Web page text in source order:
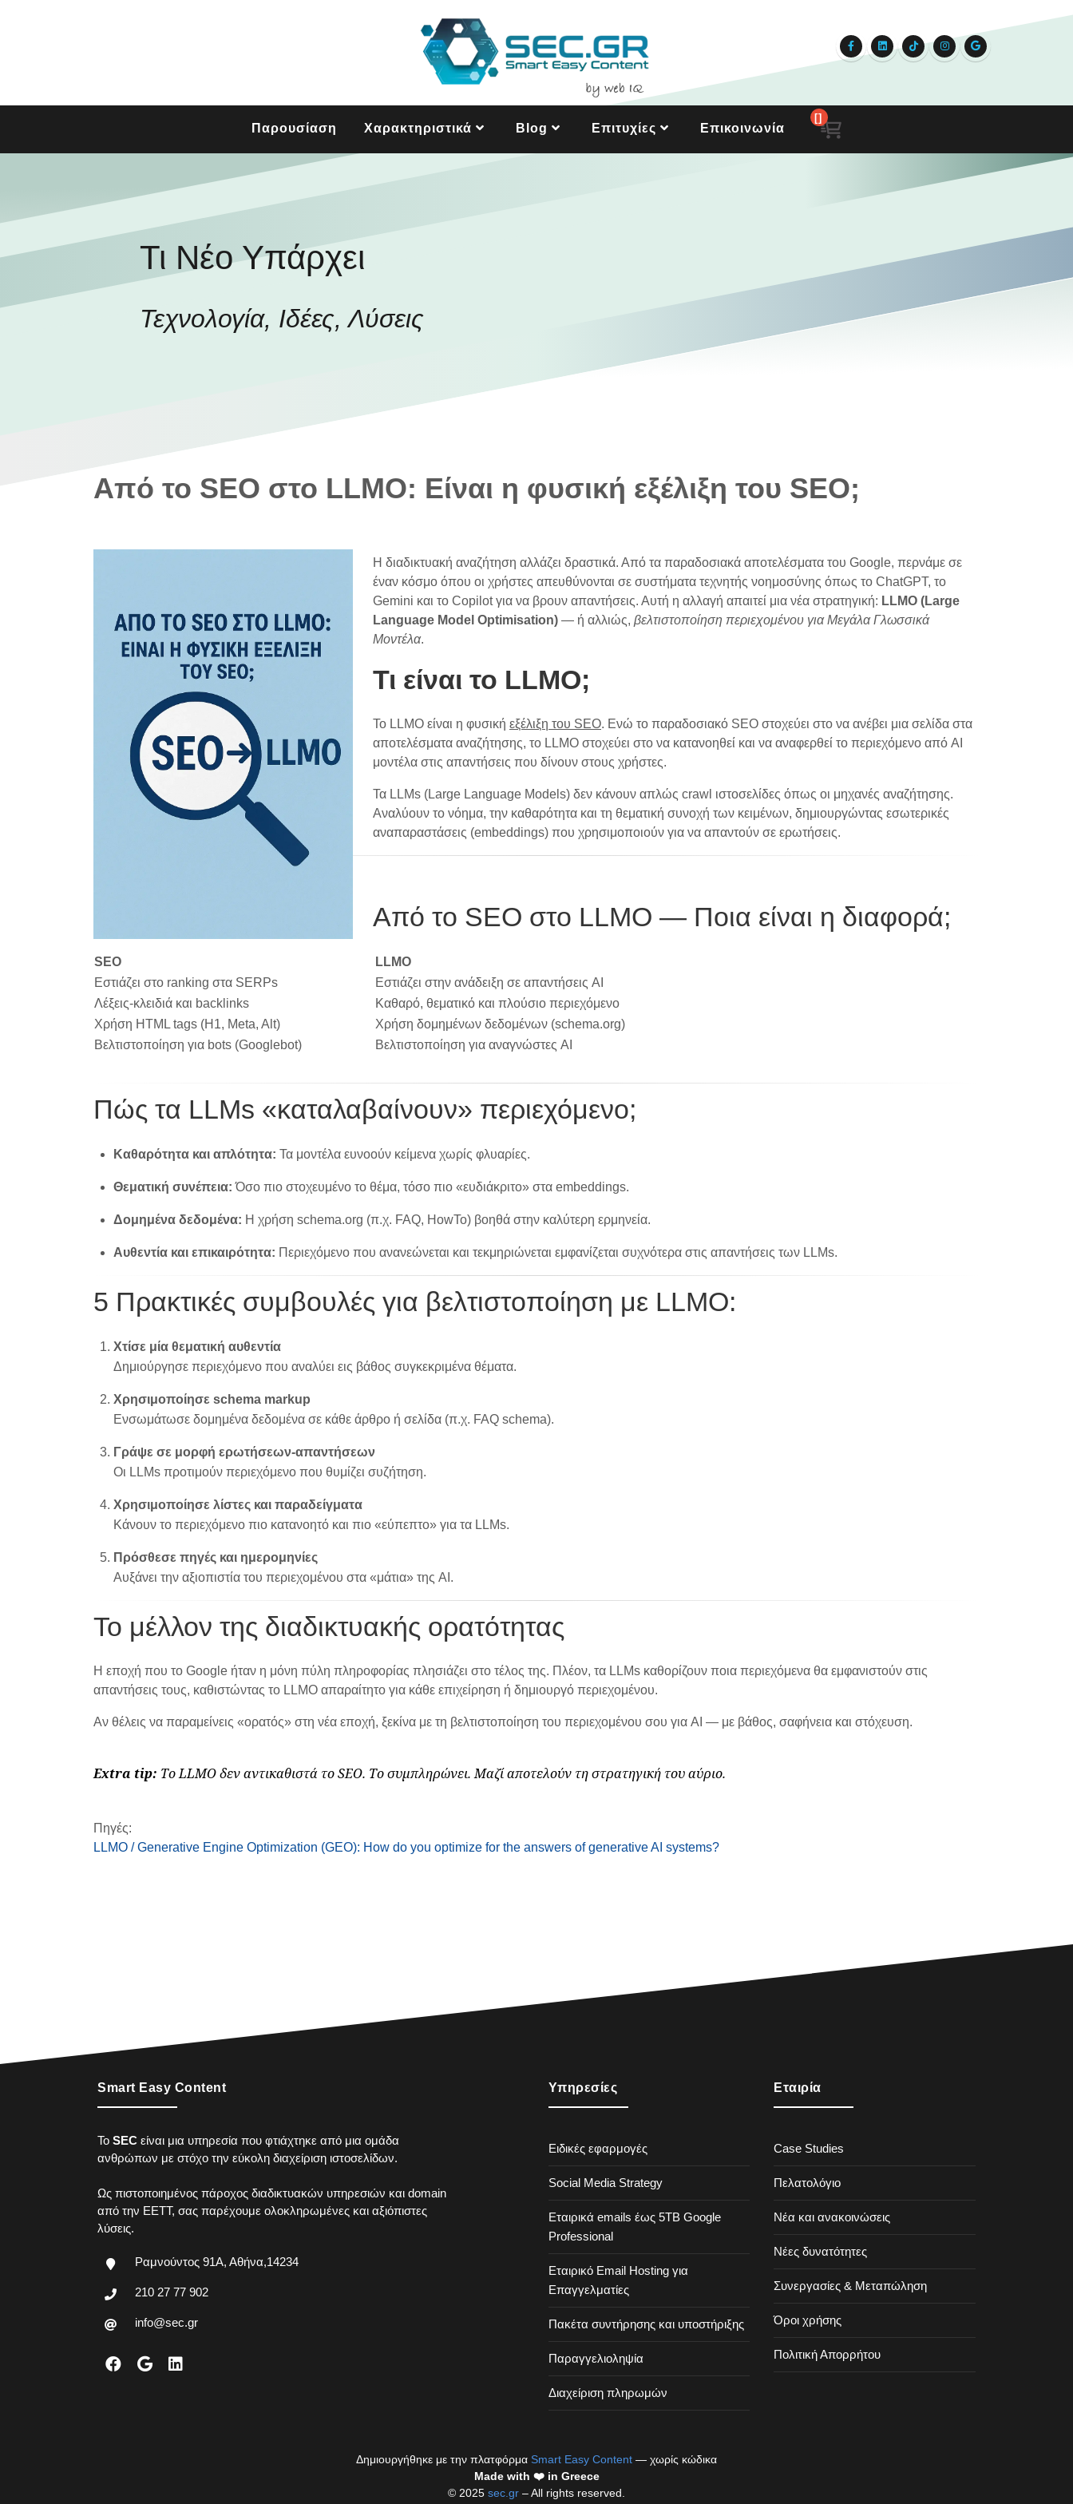
Παρουσίαση Χαρακτηριστικά Blog Επιτυχίες Επικοινωνία
[]
Τι Νέο Υπάρχει
Τεχνολογία, Ιδέες, Λύσεις
Από το SEO στο LLMO: Είναι η φυσική εξέλιξη του SEO;
Η διαδικτυακή αναζήτηση αλλάζει δραστικά. Από τα παραδοσιακά αποτελέσματα του Google, περνάμε σε
έναν κόσμο όπου οι χρήστες απευθύνονται σε συστήματα τεχνητής νοημοσύνης όπως το ChatGPT, το
Gemini και το Copilot για να βρουν απαντήσεις. Αυτή η αλλαγή απαιτεί μια νέα στρατηγική: LLMO (Large
Language Model Optimisation) — ή αλλιώς, βελτιστοποίηση περιεχομένου για Μεγάλα Γλωσσικά
Μοντέλα.
Τι είναι το LLMO;
Το LLMO είναι η φυσική εξέλιξη του SEO. Ενώ το παραδοσιακό SEO στοχεύει στο να ανέβει μια σελίδα στα
αποτελέσματα αναζήτησης, το LLMO στοχεύει στο να κατανοηθεί και να αναφερθεί το περιεχόμενο από AI
μοντέλα στις απαντήσεις που δίνουν στους χρήστες.
Τα LLMs (Large Language Models) δεν κάνουν απλώς crawl ιστοσελίδες όπως οι μηχανές αναζήτησης.
Αναλύουν το νόημα, την καθαρότητα και τη θεματική συνοχή των κειμένων, δημιουργώντας εσωτερικές
αναπαραστάσεις (embeddings) που χρησιμοποιούν για να απαντούν σε ερωτήσεις.
Από το SEO στο LLMO — Ποια είναι η διαφορά;
SEO
LLMO
Εστιάζει στο ranking στα SERPs
Εστιάζει στην ανάδειξη σε απαντήσεις AI
Λέξεις-κλειδιά και backlinks
Καθαρό, θεματικό και πλούσιο περιεχόμενο
Χρήση HTML tags (H1, Meta, Alt)
Χρήση δομημένων δεδομένων (schema.org)
Βελτιστοποίηση για bots (Googlebot)
Βελτιστοποίηση για αναγνώστες AI
Πώς τα LLMs «καταλαβαίνουν» περιεχόμενο;
Καθαρότητα και απλότητα: Τα μοντέλα ευνοούν κείμενα χωρίς φλυαρίες.
Θεματική συνέπεια: Όσο πιο στοχευμένο το θέμα, τόσο πιο «ευδιάκριτο» στα embeddings.
Δομημένα δεδομένα: Η χρήση schema.org (π.χ. FAQ, HowTo) βοηθά στην καλύτερη ερμηνεία.
Αυθεντία και επικαιρότητα: Περιεχόμενο που ανανεώνεται και τεκμηριώνεται εμφανίζεται συχνότερα στις απαντήσεις των LLMs.
5 Πρακτικές συμβουλές για βελτιστοποίηση με LLMO:
Χτίσε μία θεματική αυθεντία
Δημιούργησε περιεχόμενο που αναλύει εις βάθος συγκεκριμένα θέματα.
Χρησιμοποίησε schema markup
Ενσωμάτωσε δομημένα δεδομένα σε κάθε άρθρο ή σελίδα (π.χ. FAQ schema).
Γράψε σε μορφή ερωτήσεων-απαντήσεων
Οι LLMs προτιμούν περιεχόμενο που θυμίζει συζήτηση.
Χρησιμοποίησε λίστες και παραδείγματα
Κάνουν το περιεχόμενο πιο κατανοητό και πιο «εύπεπτο» για τα LLMs.
Πρόσθεσε πηγές και ημερομηνίες
Αυξάνει την αξιοπιστία του περιεχομένου στα «μάτια» της AI.
Το μέλλον της διαδικτυακής ορατότητας
Η εποχή που το Google ήταν η μόνη πύλη πληροφορίας πλησιάζει στο τέλος της. Πλέον, τα LLMs καθορίζουν ποια περιεχόμενα θα εμφανιστούν στις
απαντήσεις τους, καθιστώντας το LLMO απαραίτητο για κάθε επιχείρηση ή δημιουργό περιεχομένου.
Αν θέλεις να παραμείνεις «ορατός» στη νέα εποχή, ξεκίνα με τη βελτιστοποίηση του περιεχομένου σου για AI — με βάθος, σαφήνεια και στόχευση.
Extra tip: Το LLMO δεν αντικαθιστά το SEO. Το συμπληρώνει. Μαζί αποτελούν τη στρατηγική του αύριο.
Πηγές:
LLMO / Generative Engine Optimization (GEO): How do you optimize for the answers of generative AI systems?
Smart Easy Content
To SEC είναι μια υπηρεσία που φτιάχτηκε από μια ομάδα
ανθρώπων με στόχο την εύκολη διαχείριση ιστοσελίδων.
Ως πιστοποιημένος πάροχος διαδικτυακών υπηρεσιών και domain
από την ΕΕΤΤ, σας παρέχουμε ολοκληρωμένες και αξιόπιστες
λύσεις.
Ραμνούντος 91Α, Αθήνα,14234
210 27 77 902
info@sec.gr
Υπηρεσίες
Ειδικές εφαρμογές
Social Media Strategy
Εταιρικά emails έως 5ΤΒ Google
Professional
Εταιρικό Εmail Hosting για
Επαγγελματίες
Πακέτα συντήρησης και υποστήριξης
Παραγγελιοληψία
Διαχείριση πληρωμών
Εταιρία
Case Studies
Πελατολόγιο
Νέα και ανακοινώσεις
Νέες δυνατότητες
Συνεργασίες & Μεταπώληση
Όροι χρήσης
Πολιτική Απορρήτου
Δημιουργήθηκε με την πλατφόρμα Smart Easy Content — χωρίς κώδικα
Made with ❤️ in Greece
© 2025 sec.gr – All rights reserved.